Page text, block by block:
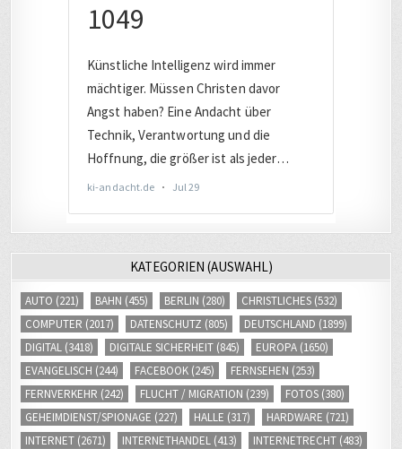
KATEGORIEN (AUSWAHL)
AUTO (221) BAHN (455) BERLIN (280) CHRISTLICHES (532)
COMPUTER (2017) DATENSCHUTZ (805) DEUTSCHLAND (1899)
DIGITAL (3418) DIGITALE SICHERHEIT (845) EUROPA (1650)
EVANGELISCH (244) FACEBOOK (245) FERNSEHEN (253)
FERNVERKEHR (242) FLUCHT / MIGRATION (239) FOTOS (380)
GEHEIMDIENST/SPIONAGE (227) HALLE (317) HARDWARE (721)
INTERNET (2671) INTERNETHANDEL (413) INTERNETRECHT (483)